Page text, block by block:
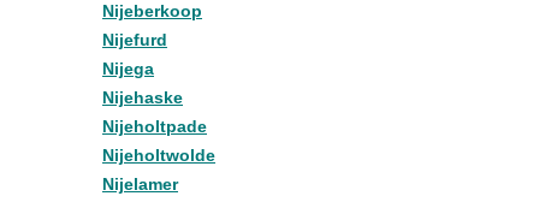
Nijeberkoop
Nijefurd
Nijega
Nijehaske
Nijeholtpade
Nijeholtwolde
Nijelamer